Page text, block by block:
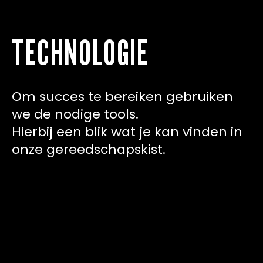
TECHNOLOGIE
Om succes te bereiken gebruiken
we de nodige tools.
Hierbij een blik wat je kan vinden in
onze gereedschapskist.